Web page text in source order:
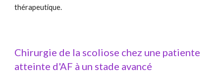
thérapeutique.
Chirurgie de la scoliose chez une patiente
atteinte d'AF à un stade avancé